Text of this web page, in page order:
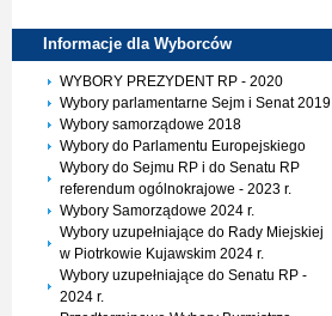
Informacje dla Wyborców
WYBORY PREZYDENT RP - 2020
Wybory parlamentarne Sejm i Senat 2019
Wybory samorządowe 2018
Wybory do Parlamentu Europejskiego
Wybory do Sejmu RP i do Senatu RP
referendum ogólnokrajowe - 2023 r.
Wybory Samorządowe 2024 r.
Wybory uzupełniające do Rady Miejskiej
w Piotrkowie Kujawskim 2024 r.
Wybory uzupełniające do Senatu RP -
2024 r.